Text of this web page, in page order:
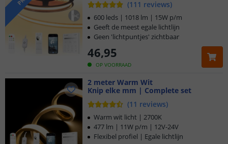
(111 reviews)
OP VOORRAAD
46,95
600 leds | 1018 lm | 15W p/m
Geeft de meest egale lichtlijn
Geen 'lichtpuntjes' zichtbaar
2 meter Warm Wit
Knip elke mm | Complete set
(11 reviews)
Warm wit licht | 2700K
477 lm | 11W p/m | 12V-24V
Flexibel profiel | Egale lichtlijn